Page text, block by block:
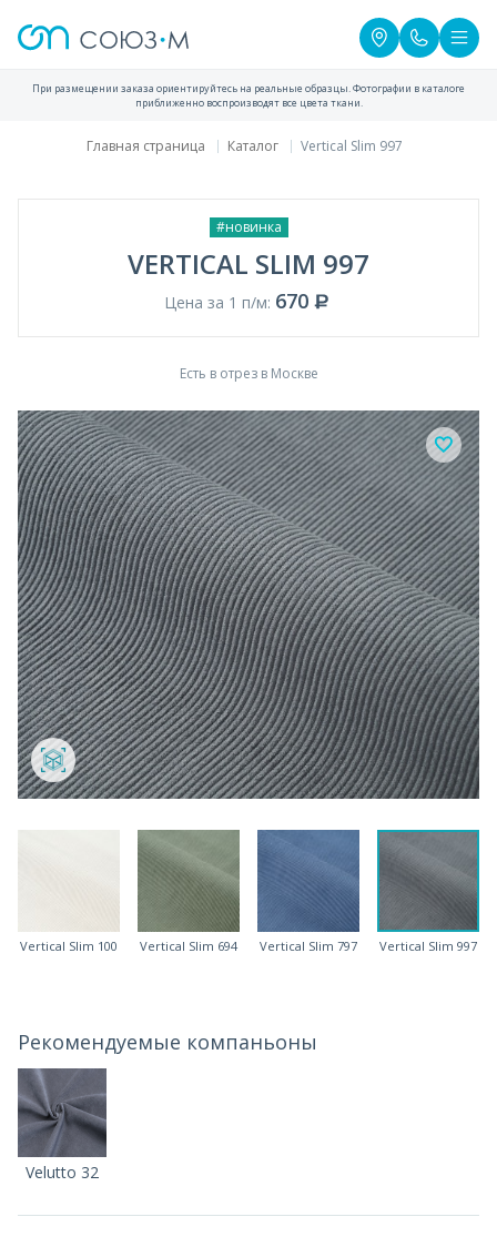
При размещении заказа ориентируйтесь на реальные образцы. Фотографии в каталоге
приближенно воспроизводят все цвета ткани.
Главная страница Каталог Vertical Slim 997
#новинка
VERTICAL SLIM 997
Цена за 1 п/м: 670
Есть в отрез в Москве
Vertical Slim 100 Vertical Slim 694 Vertical Slim 797 Vertical Slim 997
Рекомендуемые компаньоны
Velutto 32